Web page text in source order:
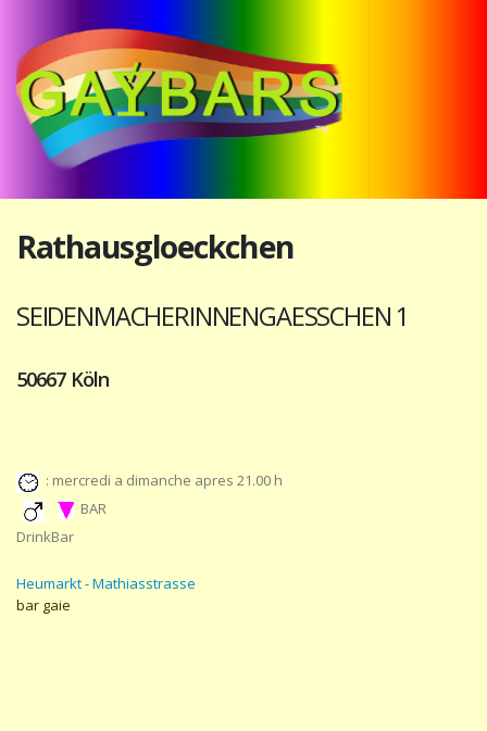
Rathausgloeckchen
SEIDENMACHERINNENGAESSCHEN 1
50667 Köln
: mercredi a dimanche apres 21.00 h
BAR
DrinkBar
Heumarkt - Mathiasstrasse
bar gaie